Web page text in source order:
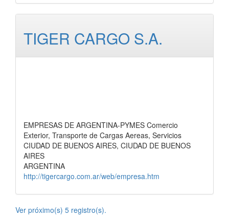
TIGER CARGO S.A.
EMPRESAS DE ARGENTINA-PYMES Comercio
Exterior, Transporte de Cargas Aereas, Servicios
CIUDAD DE BUENOS AIRES, CIUDAD DE BUENOS
AIRES
ARGENTINA
http://tigercargo.com.ar/web/empresa.htm
Ver próximo(s) 5 registro(s).